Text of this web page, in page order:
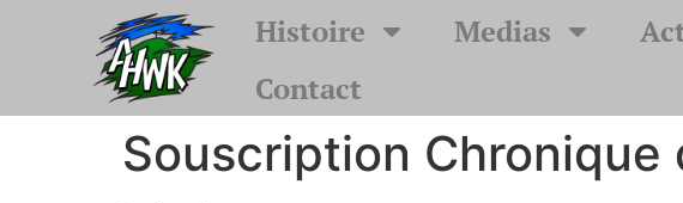
Histoire Medias
Contact
Souscription Chronique